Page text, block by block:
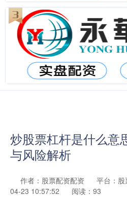
炒股票杠杆是什么意
与风险解析
作者：股票配资配资 平台：股
04-23 10:57:52
阅读：93